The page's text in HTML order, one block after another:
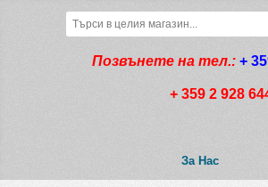
Позвънете на тел.: +
+ 359 2 928
За Нас